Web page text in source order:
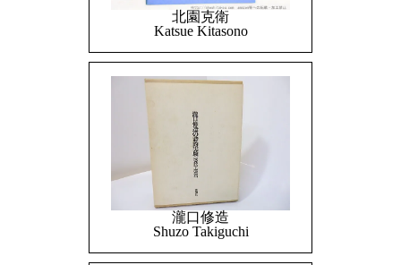
北園克衛
Katsue Kitasono
瀧口修造
Shuzo Takiguchi